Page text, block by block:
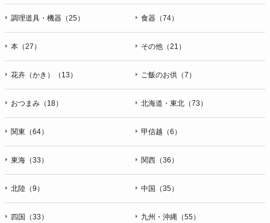
調理道具・機器（25） 食器（74）
本（27） その他（21）
花卉（かき）（13） ご飯のお供（7）
おつまみ（18） 北海道・東北（73）
関東（64） 甲信越（6）
東海（33） 関西（36）
北陸（9） 中国（35）
四国（33） 九州・沖縄（55）